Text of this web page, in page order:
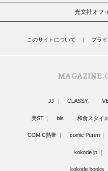
光文社オフ
このサイトについて プラ
MAGAZINE
JJ CLASSY.
美ST bis 和食スタイ
COMIC熱帯 comic Pureri
kokode.jp
kokode books